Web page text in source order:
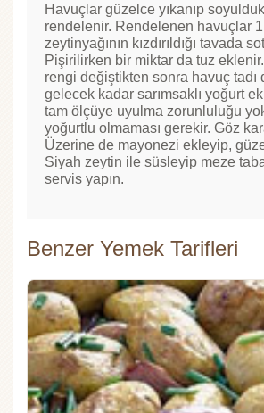
Havuçlar güzelce yıkanıp
rendelenir. Rendelenen havuçlar 1
zeytinyağının kızdırıldığı tavada
Pişirilirken bir miktar da tuz
rengi değiştikten sonra havuç tadı
gelecek kadar sarımsaklı yoğurt
tam ölçüye uyulma zorunluluğu
yoğurtlu olmaması gerekir. Göz
Üzerine de mayonezi ekleyip,
Siyah zeytin ile süsleyip meze
servis yapın.
Benzer Yemek Tarifleri